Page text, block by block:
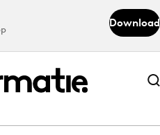
Download
Abonneer nu
Abonneer nu